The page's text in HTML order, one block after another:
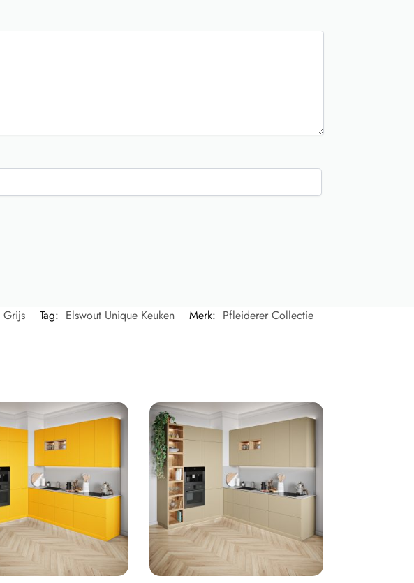
Grijs Tag: Elswout Unique Keuken Merk: Pfleiderer Collectie